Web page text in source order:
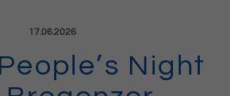
Veröffentlicht am:
17.06.2026
Night